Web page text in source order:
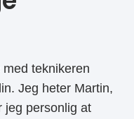
teknikeren
Jeg heter Martin,
jeg personlig at